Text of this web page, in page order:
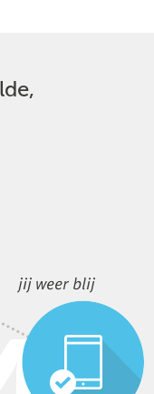
jij weer blij